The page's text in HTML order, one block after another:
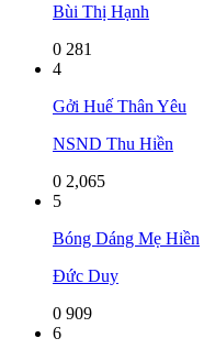
Bùi Thị Hạnh
0 281
4
Gởi Huế Thân Yêu
NSND Thu Hiền
0 2,065
5
Bóng Dáng Mẹ Hiền
Đức Duy
0 909
6